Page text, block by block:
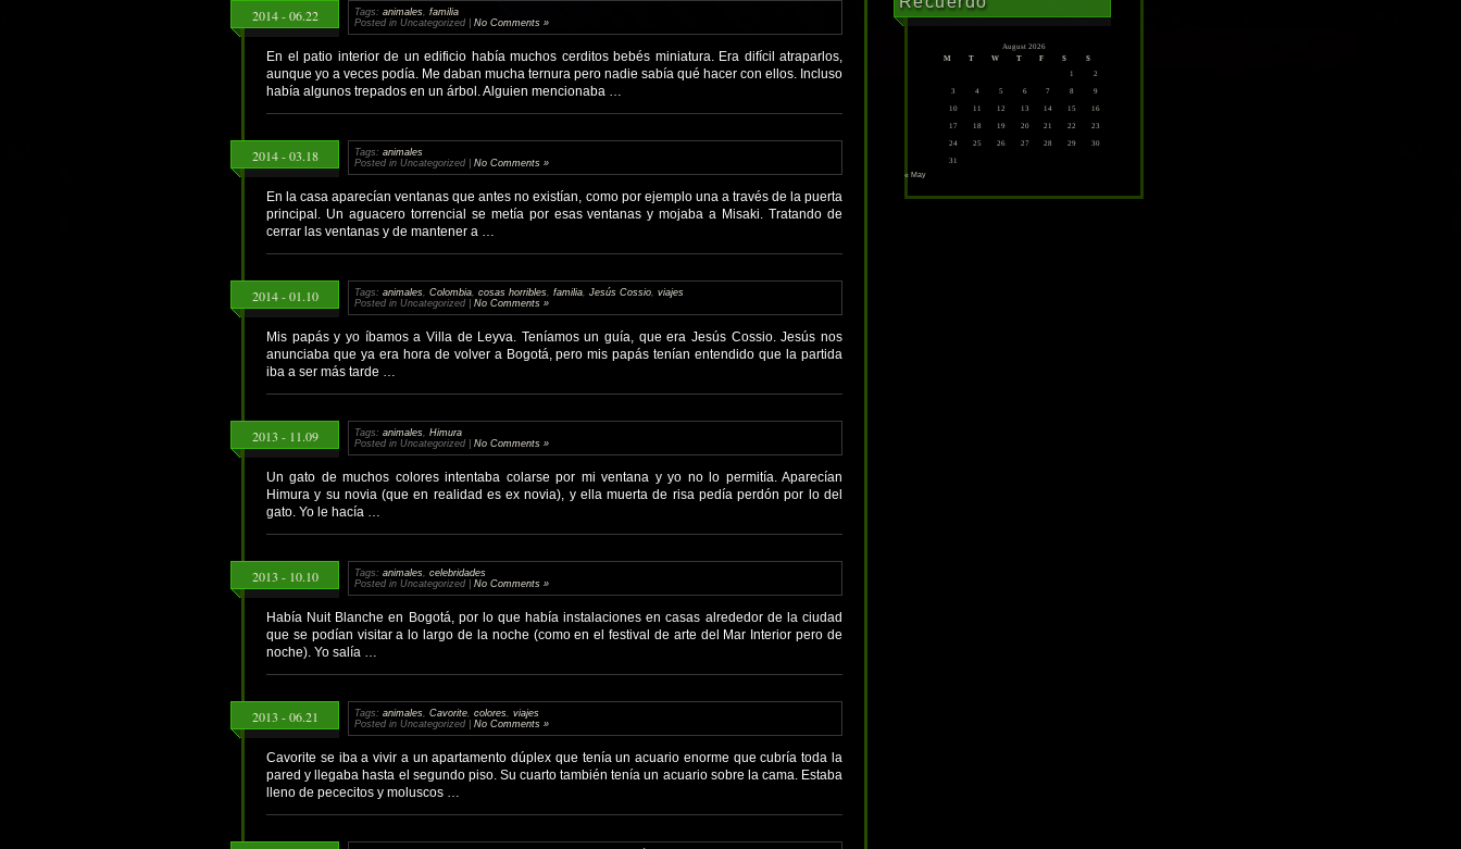
2014 - 06.22 Tags: animales familia
Posted in Uncategorized | No Comments »
En el patio interior de un edificio había muchos cerditos bebés miniatura. Era difícil atraparlos,
aunque yo a veces podía. Me daban mucha ternura pero nadie sabía qué hacer con ellos. Incluso
había algunos trepados en un árbol. Alguien mencionaba …
2014 - 03.18 Tags: animales
Posted in Uncategorized | No Comments »
En la casa aparecían ventanas que antes no existían, como por ejemplo una a través de la puerta
principal. Un aguacero torrencial se metía por esas ventanas y mojaba a Misaki. Tratando de
cerrar las ventanas y de mantener a …
2014 - 01.10 Tags: animales Colombia cosas horribles familia Jesús Cossio viajes
Posted in Uncategorized | No Comments »
Mis papás y yo íbamos a Villa de Leyva. Teníamos un guía, que era Jesús Cossio. Jesús nos
anunciaba que ya era hora de volver a Bogotá, pero mis papás tenían entendido que la partida
iba a ser más tarde …
2013 - 11.09 Tags: animales Himura
Posted in Uncategorized | No Comments »
Un gato de muchos colores intentaba colarse por mi ventana y yo no lo permitía. Aparecían
Himura y su novia (que en realidad es ex novia), y ella muerta de risa pedía perdón por lo del
gato. Yo le hacía …
2013 - 10.10 Tags: animales celebridades
Posted in Uncategorized | No Comments »
Había Nuit Blanche en Bogotá, por lo que había instalaciones en casas alrededor de la ciudad
que se podían visitar a lo largo de la noche (como en el festival de arte del Mar Interior pero de
noche). Yo salía …
2013 - 06.21 Tags: animales Cavorite colores viajes
Posted in Uncategorized | No Comments »
Cavorite se iba a vivir a un apartamento dúplex que tenía un acuario enorme que cubría toda la
pared y llegaba hasta el segundo piso. Su cuarto también tenía un acuario sobre la cama. Estaba
lleno de pececitos y moluscos …
August 2026
M
T W T F S
S
1
2
3
4 5 6 7 8
9
10
11 12 13 14 15
16
17
18 19 20 21 22
23
24
25 26 27 28 29
30
31
« May